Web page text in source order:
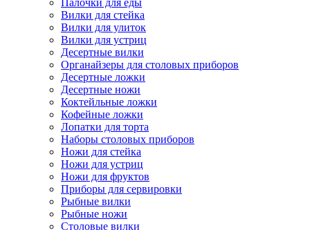
Вилки для стейка
Вилки для улиток
Вилки для устриц
Десертные вилки
Органайзеры для столовых приборов
Десертные ложки
Десертные ножи
Коктейльные ложки
Кофейные ложки
Лопатки для торта
Наборы столовых приборов
Ножи для стейка
Ножи для устриц
Ножи для фруктов
Приборы для сервировки
Рыбные вилки
Рыбные ножи
Столовые вилки